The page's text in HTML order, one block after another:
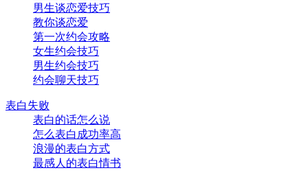
男生谈恋爱技巧
教你谈恋爱
第一次约会攻略
女生约会技巧
男生约会技巧
约会聊天技巧
表白失败
表白的话怎么说
怎么表白成功率高
浪漫的表白方式
最感人的表白情书